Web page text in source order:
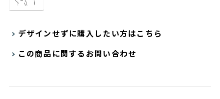
デザインせずに購入したい方はこちら
この商品に関するお問い合わせ